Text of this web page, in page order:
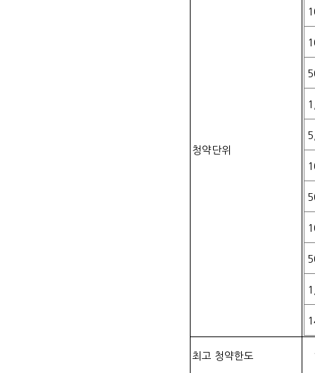
청약단위
최고 청약한도